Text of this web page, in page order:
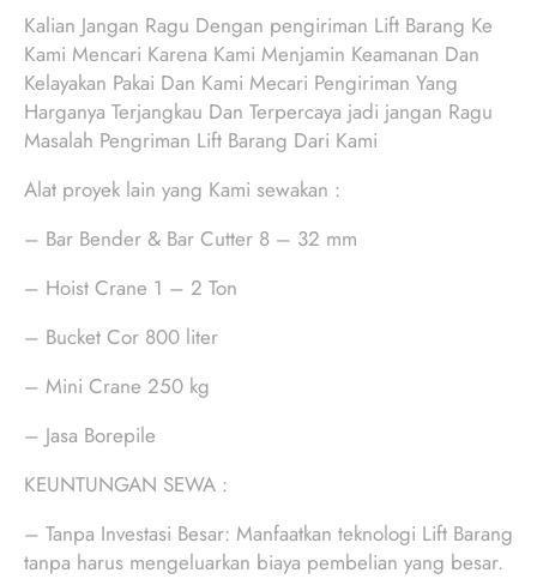
Kalian Jangan Ragu Dengan pengiriman Lift Barang Ke
Kami Mencari Karena Kami Menjamin Keamanan Dan
Kelayakan Pakai Dan Kami Mecari Pengiriman Yang
Harganya Terjangkau Dan Terpercaya jadi jangan Ragu
Masalah Pengriman Lift Barang Dari Kami
Alat proyek lain yang Kami sewakan :
– Bar Bender & Bar Cutter 8 – 32 mm
– Hoist Crane 1 – 2 Ton
– Bucket Cor 800 liter
– Mini Crane 250 kg
– Jasa Borepile
KEUNTUNGAN SEWA :
– Tanpa Investasi Besar: Manfaatkan teknologi Lift Barang
tanpa harus mengeluarkan biaya pembelian yang besar.